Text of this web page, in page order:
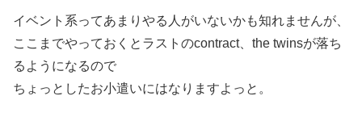
イベント系ってあまりやる人がいないかも知れませんが、
ここまでやっておくとラストのcontract、the twinsが落ち
るようになるので
ちょっとしたお小遣いにはなりますよっと。